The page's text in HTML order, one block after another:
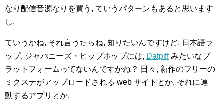
なり配信音源なりを買う, ていうパターンもあると思います
し.
ていうかね, それ言うたらね, 知りたいんですけど, 日本語ラ
ップ, ジャパニーズ・ヒップホップには, Datpiffみたいなプ
ラットフォームってないんですかね？ 日々, 新作のフリーの
ミクステがアップロードされる web サイトとか, それに連
動するアプリとか.